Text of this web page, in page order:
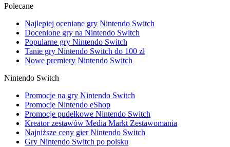
Polecane
Najlepiej oceniane gry Nintendo Switch
Docenione gry na Nintendo Switch
Popularne gry Nintendo Switch
Tanie gry Nintendo Switch do 100 zł
Nowe premiery Nintendo Switch
Nintendo Switch
Promocje na gry Nintendo Switch
Promocje Nintendo eShop
Promocje pudełkowe Nintendo Switch
Kreator zestawów Media Markt Zestawomania
Najniższe ceny gier Nintendo Switch
Gry Nintendo Switch po polsku